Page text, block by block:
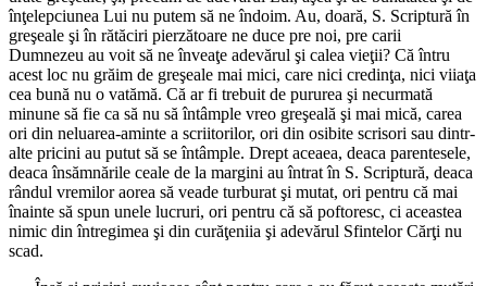
înţelepciunea Lui nu putem să ne îndoim. Au, doară, S. Scriptură în
greşeale şi în rătăciri pierzătoare ne duce pre noi, pre carii
Dumnezeu au voit să ne înveaţe adevărul şi calea vieţii? Că întru
acest loc nu grăim de greşeale mai mici, care nici credinţa, nici viiaţa
cea bună nu o vatămă. Că ar fi trebuit de pururea şi necurmată
minune să fie ca să nu să întâmple vreo greşeală şi mai mică, carea
ori din neluarea-aminte a scriitorilor, ori din osibite scrisori sau dintr-
alte pricini au putut să se întâmple. Drept aceaea, deaca parentesele,
deaca însămnările ceale de la margini au întrat în S. Scriptură, deaca
rândul vremilor aorea să veade turburat şi mutat, ori pentru că mai
înainte să spun unele lucruri, ori pentru că să poftoresc, ci aceastea
nimic din întregimea şi din curăţeniia şi adevărul Sfintelor Cărţi nu
scad.